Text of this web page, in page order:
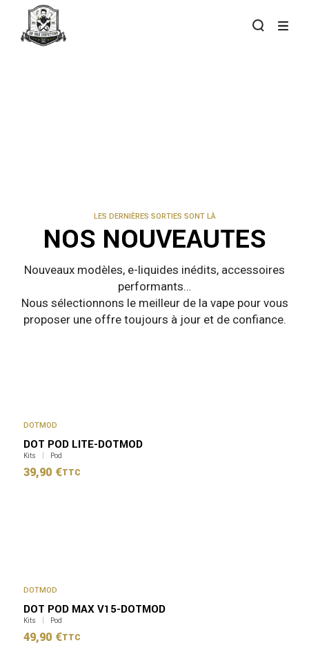
content
LES DERNIÈRES SORTIES SONT LÀ
NOS NOUVEAUTES
Nouveaux modèles, e-liquides inédits, accessoires
performants…
Nous sélectionnons le meilleur de la vape pour vous
proposer une offre toujours à jour et de confiance.
DOTMOD
DOT POD LITE-DOTMOD
Kits Pod
39,90 €TTC
DOTMOD
DOT POD MAX V15-DOTMOD
Kits Pod
49,90 €TTC